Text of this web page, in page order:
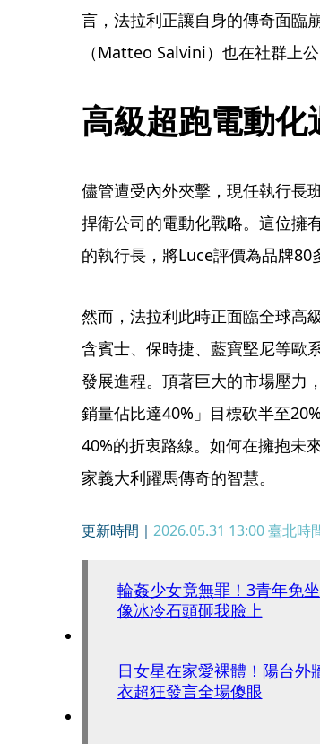
言，法拉利正讓自身的傳奇面臨
（Matteo Salvini）也在社群上
高級超跑電動化
儘管遭受內外夾擊，現任執行長
捍衛公司的電動化戰略。這位擁
的執行長，將Luce評價為品牌80
然而，法拉利此時正面臨全球高
含賓士、保時捷、藍寶堅尼等歐
發展進程。頂著巨大的市場壓力
銷量佔比達40%」目標砍半至
40%的折衷路線。如何在擁抱未
家義大利躍馬傳奇的智慧。
更新時間｜ 2026.05.31 13:00臺北時
輪姦少女竟無罪！3青年免
像冰冷石頭砸我臉上
日女星在家愛裸體！陽台
衣超狂發言全場傻眼